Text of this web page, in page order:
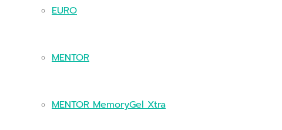
EURO
MENTOR
MENTOR MemoryGel Xtra